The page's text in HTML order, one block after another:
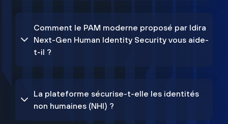
Comment le PAM moderne proposé par Idira
Next-Gen Human Identity Security vous aide-
t-il ?
La plateforme sécurise-t-elle les identités
non humaines (NHI) ?